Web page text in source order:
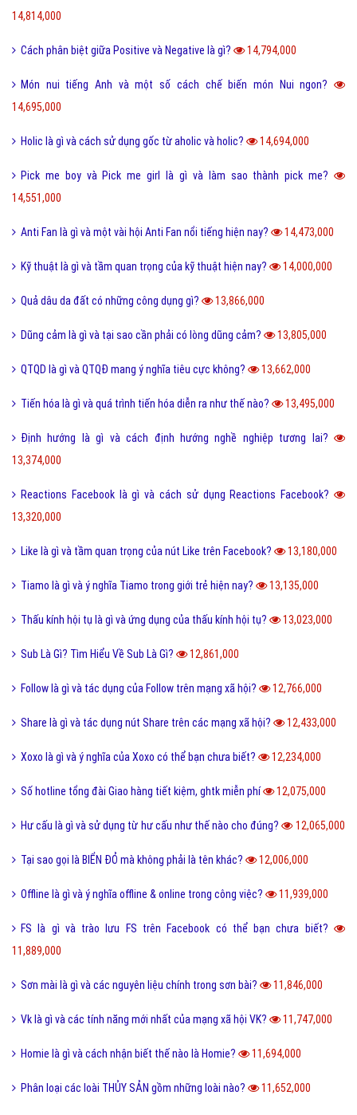
14,814,000
Cách phân biệt giữa Positive và Negative là gì? 14,794,000
Món nui tiếng Anh và một số cách chế biến món Nui ngon?
14,695,000
Holic là gì và cách sử dụng gốc từ aholic và holic? 14,694,000
Pick me boy và Pick me girl là gì và làm sao thành pick me?
14,551,000
Anti Fan là gì và một vài hội Anti Fan nổi tiếng hiện nay? 14,473,000
Kỹ thuật là gì và tầm quan trọng của kỹ thuật hiện nay? 14,000,000
Quả dâu da đất có những công dụng gì? 13,866,000
Dũng cảm là gì và tại sao cần phải có lòng dũng cảm? 13,805,000
QTQD là gì và QTQĐ mang ý nghĩa tiêu cực không? 13,662,000
Tiến hóa là gì và quá trình tiến hóa diễn ra như thế nào? 13,495,000
Định hướng là gì và cách định hướng nghề nghiệp tương lai?
13,374,000
Reactions Facebook là gì và cách sử dụng Reactions Facebook?
13,320,000
Like là gì và tầm quan trọng của nút Like trên Facebook? 13,180,000
Tiamo là gì và ý nghĩa Tiamo trong giới trẻ hiện nay? 13,135,000
Thấu kính hội tụ là gì và ứng dụng của thấu kính hội tụ? 13,023,000
Sub Là Gì? Tìm Hiểu Về Sub Là Gì? 12,861,000
Follow là gì và tác dụng của Follow trên mạng xã hội? 12,766,000
Share là gì và tác dụng nút Share trên các mạng xã hội? 12,433,000
Xoxo là gì và ý nghĩa của Xoxo có thể bạn chưa biết? 12,234,000
Số hotline tổng đài Giao hàng tiết kiệm, ghtk miễn phí 12,075,000
Hư cấu là gì và sử dụng từ hư cấu như thế nào cho đúng? 12,065,000
Tại sao gọi là BIỂN ĐỎ mà không phải là tên khác? 12,006,000
Offline là gì và ý nghĩa offline & online trong công việc? 11,939,000
FS là gì và trào lưu FS trên Facebook có thể bạn chưa biết?
11,889,000
Sơn mài là gì và các nguyên liệu chính trong sơn bài? 11,846,000
Vk là gì và các tính năng mới nhất của mạng xã hội VK? 11,747,000
Homie là gì và cách nhận biết thế nào là Homie? 11,694,000
Phân loại các loài THỦY SẢN gồm những loài nào? 11,652,000